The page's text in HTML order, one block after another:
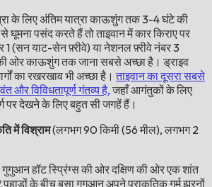
के लिए अंतिम यात्रा काऊशुंग तक 3-4 घंटे की
पसंद करते हैं तो ताइवान में कार किराए पर
(सन याट-सेन फ़्रीवे) या नेशनल फ़्रीवे नंबर 3
की ओर काऊशुंग तक जाना सबसे अच्छा है। ड्राइव
का रखरखाव भी अच्छा है। ताइवान का दूसरा सबसे
और विविधतापूर्ण गंतव्य है, जहाँ आगंतुकों के लिए
पर देखने के लिए बहुत सी जगहें हैं।
में विश्राम(लगभग 90 किमी (56 मील), लगभग 2
हॉट स्प्रिंग्स की ओर दक्षिण की ओर एक शांत
के बीच बसा गुगुआन अपने प्राकृतिक गर्म झरनों